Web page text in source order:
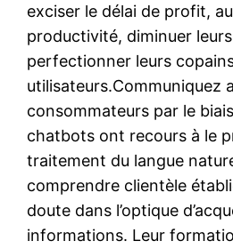
exciser le délai de profit,
productivité, diminuer
perfectionner leurs
utilisateurs.Communiquez
consommateurs par le
chatbots ont recours à le
traitement du langue
comprendre clientèle
doute dans l’optique
informations. Leur